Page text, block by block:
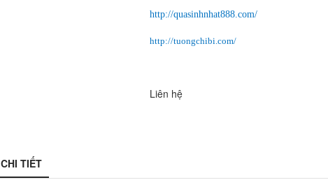
http://quasinhnhat888.com/
http://tuongchibi.com/
Liên hệ
CHI TIẾT